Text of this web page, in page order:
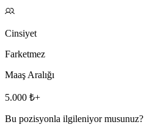
Cinsiyet
Farketmez
Maaş Aralığı
5.000 ₺+
Bu pozisyonla ilgileniyor musunuz?